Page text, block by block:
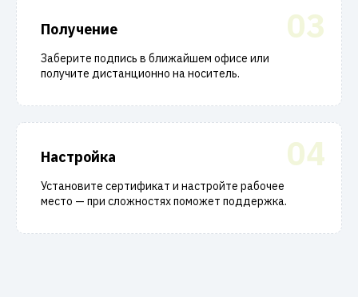
03
Получение
Заберите подпись в ближайшем офисе или
получите дистанционно на носитель.
04
Настройка
Установите сертификат и настройте рабочее
место — при сложностях поможет поддержка.